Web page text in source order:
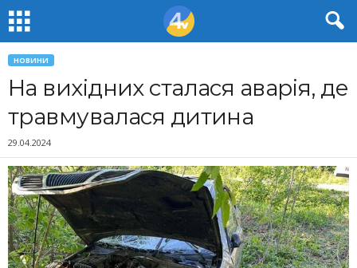
НОВИНИ
На вихідних сталася аварія, де
травмувалася дитина
29.04.2024